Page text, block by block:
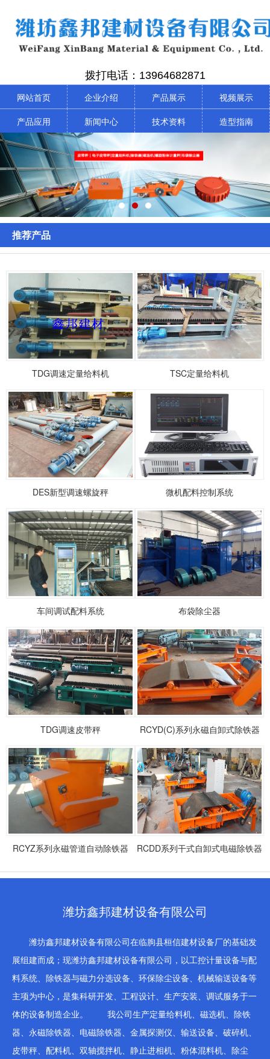
拨打电话：13964682871
网站首页
企业介绍 产品展示
视频展示
产品应用
新闻中心 技术资料 造型指南
推荐产品
TDG调速定量给料机 TSC定量给料机
DES新型调速螺旋秤 微机配料控制系统
车间调试配料系统 布袋除尘器
TDG调速皮带秤 RCYD(C)系列永磁自卸式除铁器
RCYZ系列永磁管道自动除铁器 RCDD系列干式自卸式电磁除铁器
潍坊鑫邦建材设备有限公司
潍坊鑫邦建材设备有限公司在临朐县桓信建材设备厂的基础发
展组建而成；现潍坊鑫邦建材设备有限公司，以工控计量设备与配
料系统、除铁器与磁力分选设备、环保除尘设备、机械输送设备等
主项为中心，是集科研开发、工程设计、生产安装、调试服务于一
体的设备制造企业。 我公司生产定量给料机、磁选机、除铁
器、永磁除铁器、电磁除铁器、金属探测仪、输送设备、破碎机、
皮带秤、配料机、双轴搅拌机、静止进相机、粉体混料机、除尘